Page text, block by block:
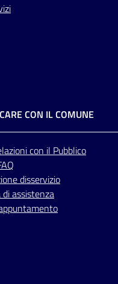
CON IL COMUNE
con il Pubblico
disservizio
assistenza